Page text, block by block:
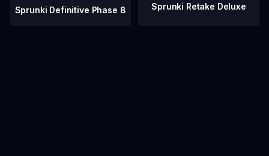
Sprunki Definitive Phase 8 Sprunki Retake Deluxe